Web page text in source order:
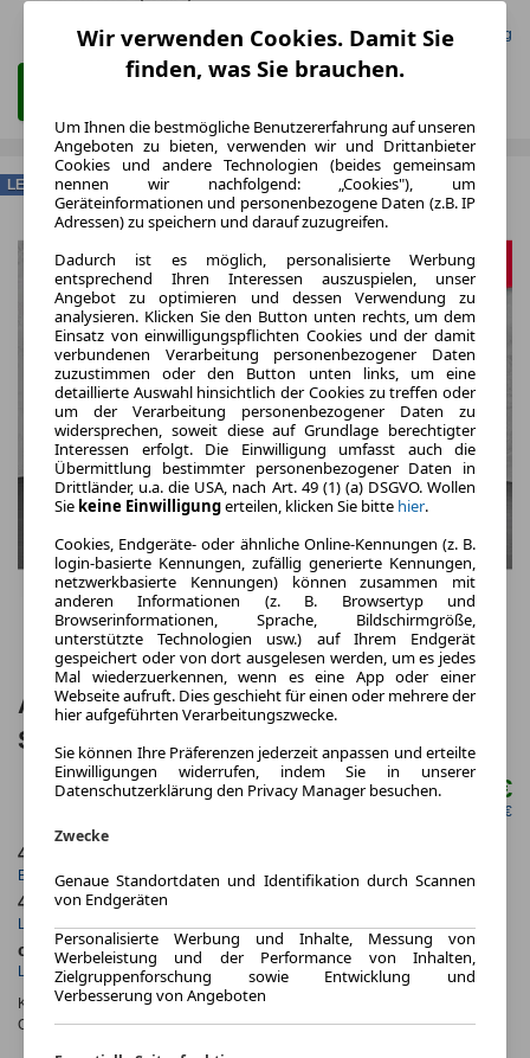
Gefunden auf Null Leasing
Audi Q2 35 TFSI All-
Season*Klimaautomatik*17Zoll**
ab mtl.389,00 €
netto mtl. 326,89 €
4.2026
Erstzulassung Jahrliche Fahrleistung
48 Monate
Laufzeit Kilometerstand
ca. 110 kW (149 PS)
Leistung
Benzin
Kraftstoff
Kraftstoffverbr.¹: ca. 6,0 l/100km(komb.)
CO
-Emissionen*:ca. 140 g/km(komb.)
LEASING
Wir verwenden Cookies. Damit Sie
finden, was Sie brauchen.
Um Ihnen die bestmögliche Benutzererfahrung auf unseren
Angeboten zu bieten, verwenden wir und Drittanbieter
Cookies und andere Technologien (beides gemeinsam
nennen wir nachfolgend: „Cookies"), um
Geräteinformationen und personenbezogene Daten (z.B. IP
Adressen) zu speichern und darauf zuzugreifen.
Dadurch ist es möglich, personalisierte Werbung
entsprechend Ihren Interessen auszuspielen, unser
Angebot zu optimieren und dessen Verwendung zu
analysieren. Klicken Sie den Button unten rechts, um dem
Einsatz von einwilligungspflichten Cookies und der damit
verbundenen Verarbeitung personenbezogener Daten
zuzustimmen oder den Button unten links, um eine
detaillierte Auswahl hinsichtlich der Cookies zu treffen oder
um der Verarbeitung personenbezogener Daten zu
widersprechen, soweit diese auf Grundlage berechtigter
Interessen erfolgt. Die Einwilligung umfasst auch die
Übermittlung bestimmter personenbezogener Daten in
Drittländer, u.a. die USA, nach Art. 49 (1) (a) DSGVO. Wollen
Sie keine Einwilligungerteilen, klicken Sie bitte hier.
Cookies, Endgeräte- oder ähnliche Online-Kennungen (z. B.
login-basierte Kennungen, zufällig generierte Kennungen,
netzwerkbasierte Kennungen) können zusammen mit
anderen Informationen (z. B. Browsertyp und
Browserinformationen, Sprache, Bildschirmgröße,
unterstützte Technologien usw.) auf Ihrem Endgerät
gespeichert oder von dort ausgelesen werden, um es jedes
Mal wiederzuerkennen, wenn es eine App oder einer
Webseite aufruft. Dies geschieht für einen oder mehrere der
hier aufgeführten Verarbeitungszwecke.
Sie können Ihre Präferenzen jederzeit anpassen und erteilte
Einwilligungen widerrufen, indem Sie in unserer
Datenschutzerklärung den Privacy Manager besuchen.
Zwecke
Genaue Standortdaten und Identifikation durch Scannen
von Endgeräten
Personalisierte Werbung und Inhalte, Messung von
Werbeleistung und der Performance von Inhalten,
Zielgruppenforschung sowie Entwicklung und
Verbesserung von Angeboten